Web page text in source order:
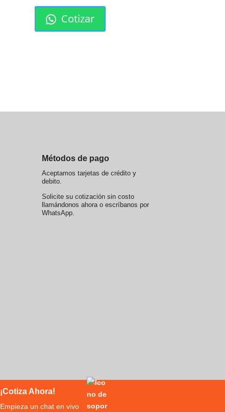
Cotizar
Métodos de pago
Aceptamos tarjetas de crédito y
debito.
Solicite su cotización sin costo
llamándonos ahora o escríbanos por
WhatsApp.
¡Cotiza Ahora!
Empieza un chat en vivo